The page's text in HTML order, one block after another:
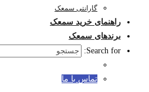
گارانتی سمعک
راهنمای خرید سمعک
برندهای سمعک
Search for:
تماس با ما